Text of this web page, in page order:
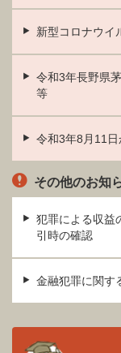
新型コロナウイ
令和3年長野県
等
令和3年8月11
その他のお知
犯罪による収益
引時の確認
金融犯罪に関す